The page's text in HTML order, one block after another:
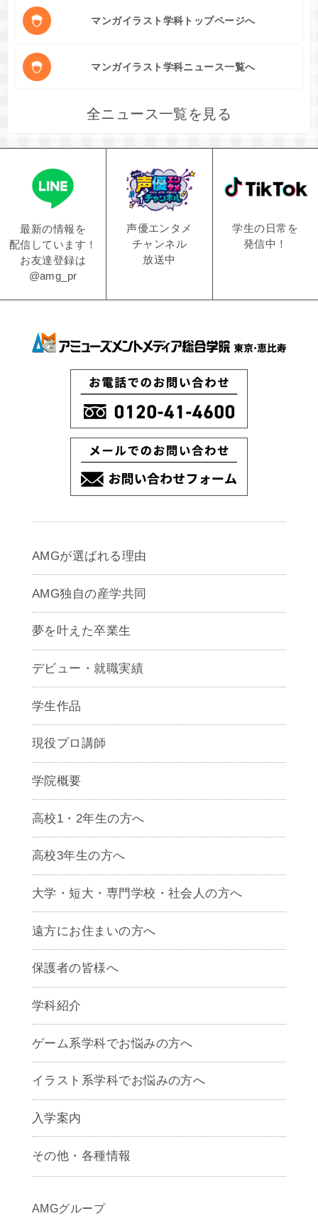
マンガイラスト学科トップページへ
マンガイラスト学科ニュース一覧へ
全ニュース一覧を見る
最新の情報を
配信しています！
お友達登録は
@amg_pr
声優エンタメ
チャンネル
放送中
学生の日常を
発信中！
AMGが選ばれる理由
AMG独自の産学共同
夢を叶えた卒業生
デビュー・就職実績
学生作品
現役プロ講師
学院概要
高校1・2年生の方へ
高校3年生の方へ
大学・短大・専門学校・社会人の方へ
遠方にお住まいの方へ
保護者の皆様へ
学科紹介
ゲームクリエイター学科
CG学科
アニメーション学科
声優学科
ゲーム系学科でお悩みの方へ
イラスト系学科でお悩みの方へ
入学案内
募集要項
早期出願制度・AOエントリー
入学までの流れ
その他・各種情報
アクセス
サイトポリシー
AMGグループ